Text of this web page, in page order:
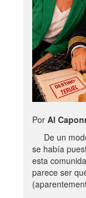
Por Al
De un
se había
esta
parece ser